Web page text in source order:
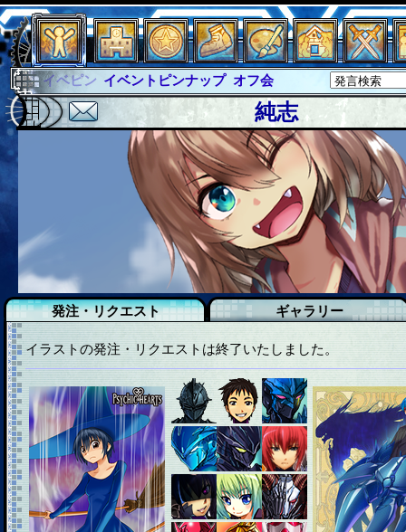
イベントピンナップ オフ会 グラシャ
グラシャ・ラボラス
グローバルジャスティス
サイキックハーツ サイキックハーツ大戦
ソロモン ファイナル
イベピン
純志
発注・リクエスト ギャラリー
イラストの発注・リクエストは終了いたしました。